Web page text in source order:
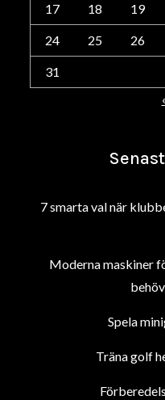
17 18 19
24 25 26
31
7 smarta val när
Moderna maskiner
Spela
Träna golf